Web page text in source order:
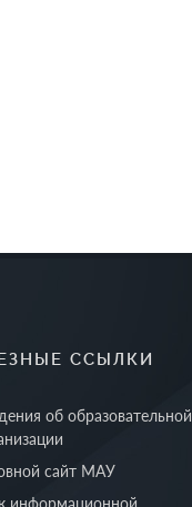
ССЫЛКИ
об образовательной
сайт МАУ